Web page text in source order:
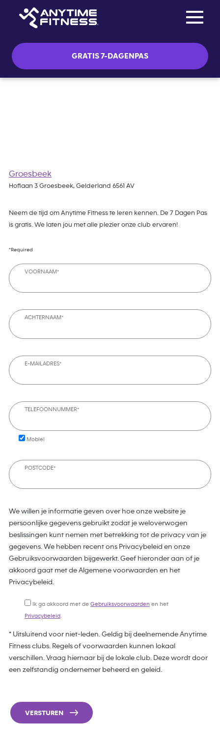
GRATIS 7-DAGENPAS
Groesbeek
Hoflaan 3 Groesbeek, Gelderland 6561 AV
Neem de tijd om Anytime Fitness te leren kennen. De 7 Dagen Pas
is gratis. We laten jou met alle plezier onze club ervaren!
*Required
VOORNAAM*
ACHTERNAAM*
E-MAILADRES*
TELEFOONNUMMER*
Mobiel
POSTCODE*
We willen je informatie geven over hoe onze website je
persoonlijke gegevens gebruikt zodat je weloverwogen
beslissingen kunt nemen met betrekking tot de privacy van je
gegevens. We hebben recent ons Privacybeleid en onze
Gebruiksvoorwaarden bijgewerkt. Geef hieronder aan of je
akkoord gaat met de Algemene voorwaarden en het
Privacybeleid.
Ik ga akkoord met de Gebruiksvoorwaarden en het
Privacybeleid.
* Uitsluitend voor niet-leden. Geldig bij deelnemende Anytime
Fitness clubs. Regels of voorwaarden kunnen lokaal
verschillen. Vraag hiernaar bij de lokale club. Deze wordt door
een zelfstandig ondernemer beheerd en geleid.
VERSTUREN